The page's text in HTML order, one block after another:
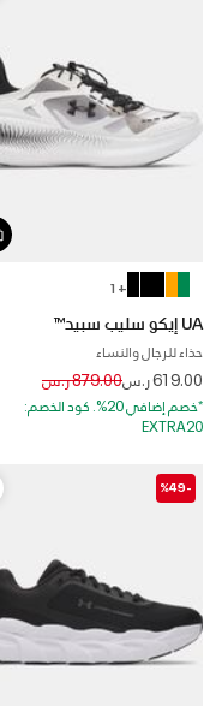
+ 1
UA إيكو سليب سبيد™
حذاء للرجال والنساء
619.00 ر.س Price reduced from
879.00 ر.س to
*خصم إضافي 20%. كود الخصم:
EXTRA20
-%49